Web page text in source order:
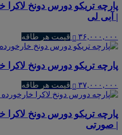
پارچه تریکو دورس دونخ
| آبی لی
۳۶,۰۰۰,۰۰۰ قیمت هر طاقه
پارچه تریکو دورس دونخ
۳۷,۰۰۰,۰۰۰ قیمت هر طاقه
پارچه تریکو دورس دونخ
| صورتی